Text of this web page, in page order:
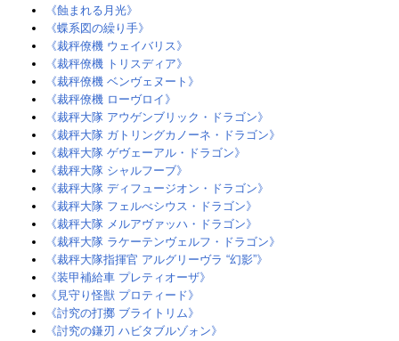
《蝕まれる月光》
《蝶系図の繰り手》
《裁秤僚機 ウェイバリス》
《裁秤僚機 トリスディア》
《裁秤僚機 ベンヴェヌート》
《裁秤僚機 ローヴロイ》
《裁秤大隊 アウゲンブリック・ドラゴン》
《裁秤大隊 ガトリングカノーネ・ドラゴン》
《裁秤大隊 ゲヴェーアル・ドラゴン》
《裁秤大隊 シャルフーブ》
《裁秤大隊 ディフュージオン・ドラゴン》
《裁秤大隊 フェルべシウス・ドラゴン》
《裁秤大隊 メルアヴァッハ・ドラゴン》
《裁秤大隊 ラケーテンヴェルフ・ドラゴン》
《裁秤大隊指揮官 アルグリーヴラ “幻影”》
《装甲補給車 プレティオーザ》
《見守り怪獣 プロティード》‎
《討究の打擲 ブライトリム》
《討究の鎌刃 ハビタブルゾォン》‎